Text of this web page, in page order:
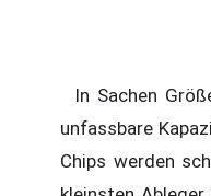
In Sachen
unfassbare
Chips werden